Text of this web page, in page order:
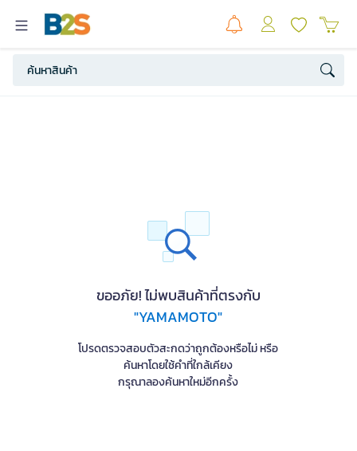
ขออภัย! ไม่พบสินค้าที่ตรงกับ
"YAMAMOTO"
โปรดตรวจสอบตัวสะกดว่าถูกต้องหรือไม่ หรือ
ค้นหาโดยใช้คำที่ใกล้เคียง
กรุณาลองค้นหาใหม่อีกครั้ง